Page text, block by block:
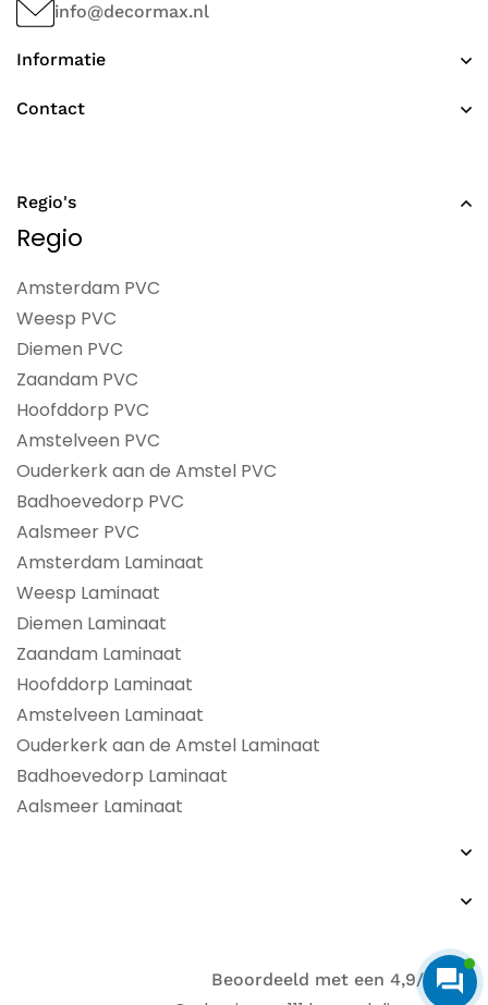
Informatie
Contact
info@decormax.nl
Regio's
Regio
Amsterdam PVC
Weesp PVC
Diemen PVC
Zaandam PVC
Hoofddorp PVC
Amstelveen PVC
Ouderkerk aan de Amstel PVC
Badhoevedorp PVC
Aalsmeer PVC
Amsterdam Laminaat
Weesp Laminaat
Diemen Laminaat
Zaandam Laminaat
Hoofddorp Laminaat
Amstelveen Laminaat
Ouderkerk aan de Amstel Laminaat
Badhoevedorp Laminaat
Aalsmeer Laminaat
Beoordeeld met een 4,9/5